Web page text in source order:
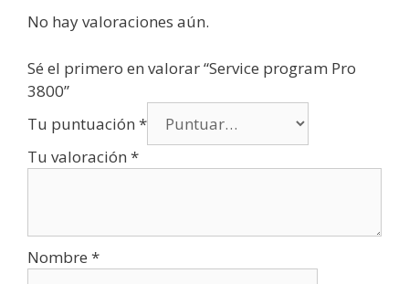
No hay valoraciones aún.
Sé el primero en valorar “Service program Pro
3800”
Tu puntuación *
Tu valoración *
Nombre *